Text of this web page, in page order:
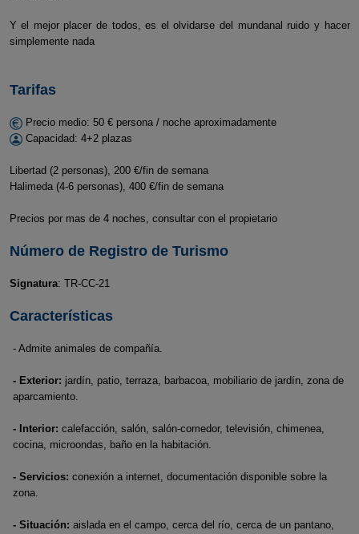
Y el mejor placer de todos, es el olvidarse del mundanal ruido y hacer
simplemente nada
Tarifas
Precio medio: 50 € persona / noche aproximadamente
Capacidad: 4+2 plazas
Libertad (2 personas), 200 €/fin de semana
Halimeda (4-6 personas), 400 €/fin de semana
Precios por mas de 4 noches, consultar con el propietario
Número de Registro de Turismo
Signatura: TR-CC-21
Características
- Admite animales de compañía.
- Exterior: jardín, patio, terraza, barbacoa, mobiliario de jardín, zona de
aparcamiento.
- Interior: calefacción, salón, salón-comedor, televisión, chimenea,
cocina, microondas, baño en la habitación.
- Servicios: conexión a internet, documentación disponible sobre la
zona.
- Situación: aislada en el campo, cerca del río, cerca de un pantano,